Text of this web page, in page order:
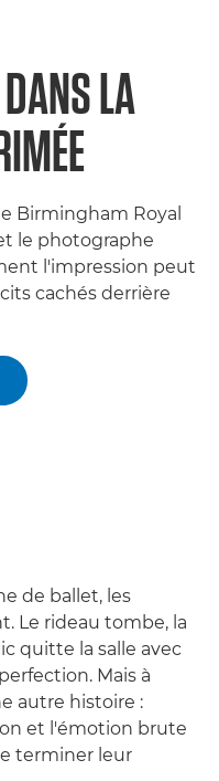
LA
Birmingham Royal
le photographe
l'impression peut
cachés derrière
de ballet, les
Le rideau tombe, la
quitte la salle avec
Mais à
autre histoire :
et l'émotion brute
terminer leur